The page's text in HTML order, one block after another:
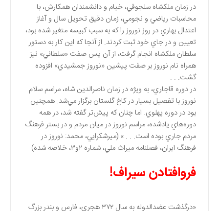
در زمان ملكشاه سلجوقي، خيام و دانشمندان همكارش، با
محاسبات رياضي و نجومي، زمان دقيق تحويل سال و آغاز
اعتدال بهاري در روز نوروز را كه به سبب كبيسه متغير شده بود،
تعيين و در جاي خود ثبت كردند. از آنجا كه اين كار به دستور
سلطان ملكشاه انجام گرفت، از آن پس صفت «سلطاني» نيز
همراه نام نوروز بر صفت پيشين «نوروز جمشيدي» افزوده
گشت. . .
در دوره قاجاري، به ويژه در زمان ناصرالدين شاه، مراسم سلام
نوروز با تفصيل بسيار در كاخ گلستان برگزار مي‌شد. همچنين
بود در دوره پهلوي. اما چنان كه پيش‌تر گفته شد، در همه
دوره‌هاي يادشده، مراسم نوروز در ميان مردم و در بستر فرهنگ
مردم جاري بوده است. . . » (ميرشكرايي، محمد: نوروز در
فرهنگ ايران، فصلنامه ميراث ملي، شماره ۲و۳، خلاصه شده)
فروافتادن سيراف!
«درگذشت عضدالدوله به سال ۳۷۲ هجري، فارس و بندر بزرگ